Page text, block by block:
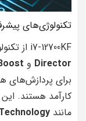
تکنولوژی‌های
i7-12700KF از تکنولوژی‌های متنوعی مانند
Director و
برای
کارآمد هستند.
مانند